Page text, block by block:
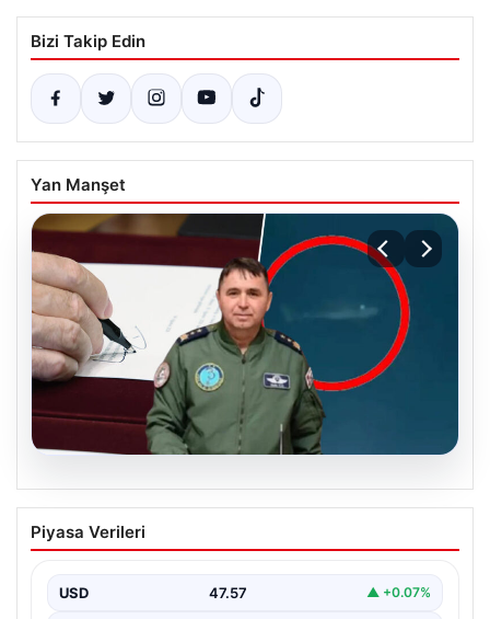
Bizi Takip Edin
Yan Manşet
Fenerbahçe maçında uçuş talimatı
veren Tümgeneral Mete Kuş emekliliğe
Konya’da oynanan Konyaspor-Fenerbahçe karşılaşması
Piyasa Verileri
USD 47.57 ▲ +0.07%